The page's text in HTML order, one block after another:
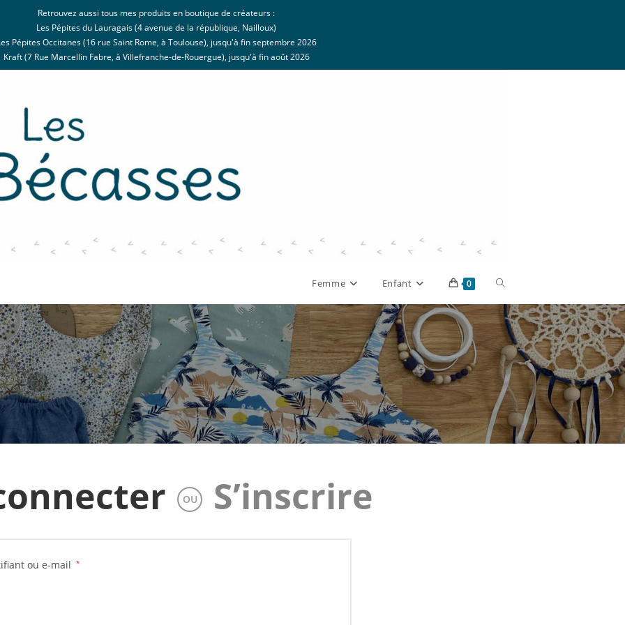
Retrouvez aussi tous mes produits en boutique de créateurs :
Les Pépites du Lauragais (4 avenue de la république, Nailloux)
Pépites Occitanes (16 rue Saint Rome, à Toulouse), jusqu'à fin septembre 2026
Kraft (7 Rue Marcellin Fabre, à Villefranche-de-Rouergue), jusqu'à fin août 2026
Femme Enfant 0 Toggle
website
search
OU S’inscrire
ou e-mail *